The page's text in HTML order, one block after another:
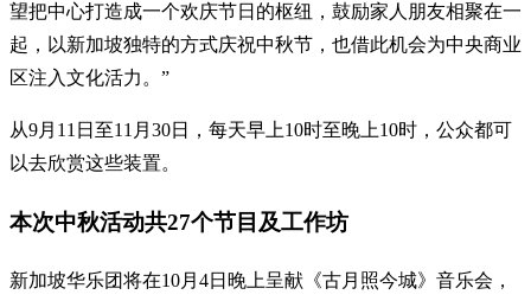
望把中心打造成一个欢庆节日的枢纽，鼓励家人朋友相聚在一
起，以新加坡独特的方式庆祝中秋节，也借此机会为中央商业
区注入文化活力。”
从9月11日至11月30日，每天早上10时至晚上10时，公众都可
以去欣赏这些装置。
本次中秋活动共27个节目及工作坊
新加坡华乐团将在10月4日晚上呈献《古月照今城》音乐会，